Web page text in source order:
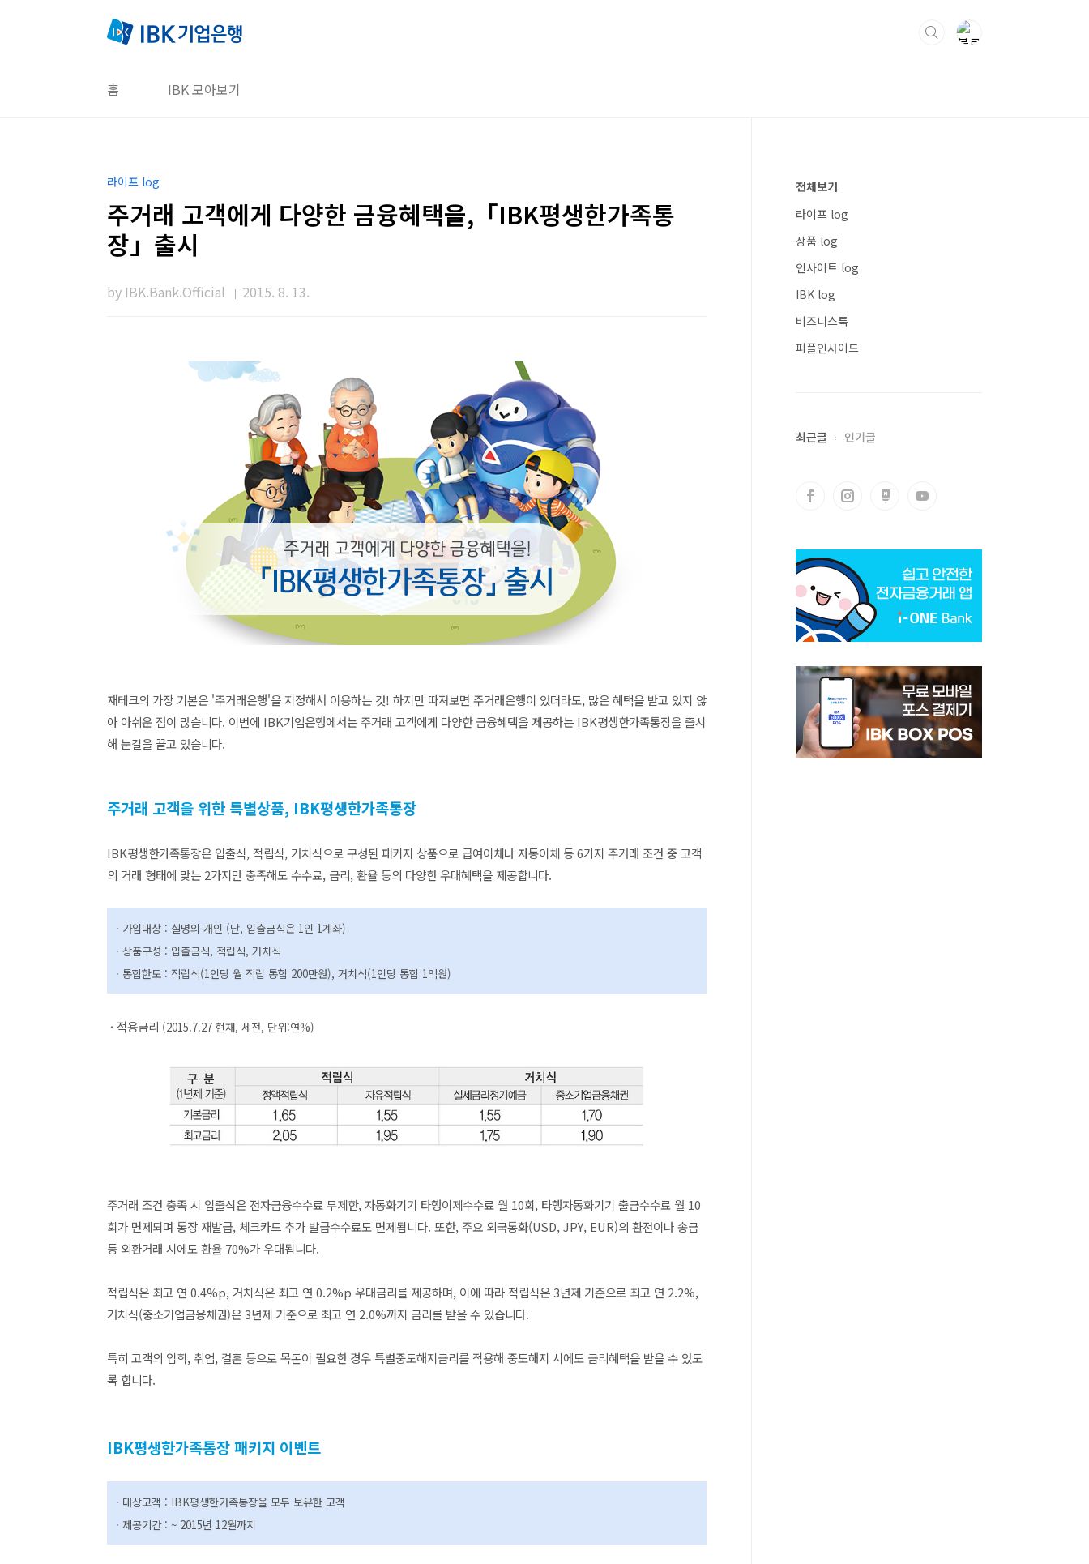
홈 IBK 모아보기
라이프 log
주거래 고객에게 다양한 금융혜택을,「IBK평생한가족통
장」출시
by IBK.Bank.Official 2015. 8. 13.
재테크의 가장 기본은 '주거래은행'을 지정해서 이용하는 것! 하지만 따져보면 주거래은행이 있더라도, 많은 혜택을 받고 있지 않
아 아쉬운 점이 많습니다. 이번에 IBK기업은행에서는 주거래 고객에게 다양한 금융혜택을 제공하는 IBK평생한가족통장을 출시
해 눈길을 끌고 있습니다.
주거래 고객을 위한 특별상품, IBK평생한가족통장
IBK평생한가족통장은 입출식, 적립식, 거치식으로 구성된 패키지 상품으로 급여이체나 자동이체 등 6가지 주거래 조건 중 고객
의 거래 형태에 맞는 2가지만 충족해도 수수료, 금리, 환율 등의 다양한 우대혜택을 제공합니다.
· 가입대상 : 실명의 개인 (단, 입출금식은 1인 1계좌)
· 상품구성 : 입출금식, 적립식, 거치식
· 통합한도 : 적립식(1인당 월 적립 통합 200만원), 거치식(1인당 통합 1억원)
· 적용금리 (2015.7.27 현재, 세전, 단위:연%)
주거래 조건 충족 시 입출식은 전자금융수수료 무제한, 자동화기기 타행이제수수료 월 10회, 타행자동화기기 출금수수료 월 10
회가 면제되며 통장 재발급, 체크카드 추가 발급수수료도 면제됩니다. 또한, 주요 외국통화(USD, JPY, EUR)의 환전이나 송금
등 외환거래 시에도 환율 70%가 우대됩니다.
적립식은 최고 연 0.4%p, 거치식은 최고 연 0.2%p 우대금리를 제공하며, 이에 따라 적립식은 3년제 기준으로 최고 연 2.2%,
거치식(중소기업금융채권)은 3년제 기준으로 최고 연 2.0%까지 금리를 받을 수 있습니다.
특히 고객의 입학, 취업, 결혼 등으로 목돈이 필요한 경우 특별중도해지금리를 적용해 중도해지 시에도 금리혜택을 받을 수 있도
록 합니다.
IBK평생한가족통장 패키지 이벤트
· 대상고객 : IBK평생한가족통장을 모두 보유한 고객
· 제공기간 : ~ 2015년 12월까지
전체보기
라이프 log
상품 log
인사이트 log
IBK log
비즈니스톡
피플인사이드
최근글 인기글